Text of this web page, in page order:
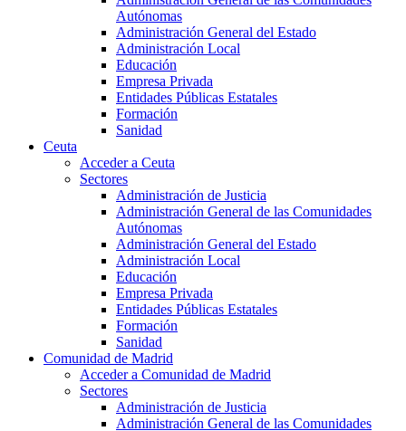
Autónomas
Administración General del Estado
Administración Local
Educación
Empresa Privada
Entidades Públicas Estatales
Formación
Sanidad
Ceuta
Acceder a Ceuta
Sectores
Administración de Justicia
Administración General de las Comunidades
Autónomas
Administración General del Estado
Administración Local
Educación
Empresa Privada
Entidades Públicas Estatales
Formación
Sanidad
Comunidad de Madrid
Acceder a Comunidad de Madrid
Sectores
Administración de Justicia
Administración General de las Comunidades